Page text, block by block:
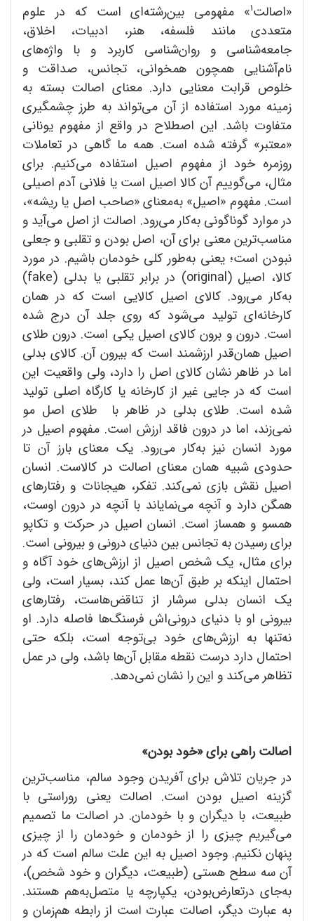
«اصالت1» مفهومی بین‌رشته‌ای است که در علوم
متعددی مانند فلسفه، هنر، ادبیات، اخلاق،
جامعه‌شناسی و روان‌شناسی کاربرد و با واژه‌های
نام‌آشنایی همچون همخوانی، تجانس، صداقت و
خلوص قرابت معنایی دارد. معنای اصالت بسته به
زمینه مورد استفاده از آن می‌تواند به طرز چشمگیری
متفاوت باشد. این اصطلاح در واقع از مفهوم یونانی
«معتبر» گرفته شده است. همه ما گاهی در تعاملات
روزمره خود از مفهوم اصیل استفاده می‌کنیم. برای
مثال، می‌گوییم آن کالا اصیل است یا فلانی آدم اصیلی
است. مفهوم «اصیل» به‌معنای «صاحب‌ اصل یا ریشه»،
در موارد گوناگونی به‌کار می‌رود. اصالت از اصل می‌آید و
مناسب‌ترین معنی برای آن، اصل بودن و تقلبی و جعلی
نبودن است؛ یعنی به‌طور کلی خودمان باشیم. در مورد
کالا، اصیل (original) در برابر تقلبی یا بدلی (fake)
به‌کار می‌رود. کالای اصیل کالایی است که در همان
کارخانه‌ای تولید می‌شود که روی جلد آن درج شده
است. درون و برون کالای اصیل یکی است. درون طلای
اصیل همان‌قدر ارزشمند است که بیرون آن. کالای بدلی
اما در ظاهر نشان کالای اصل را دارد، ولی واقعیت این
است که در جایی غیر از کارخانه یا کارگاه اصلی تولید
شده است. طلای بدلی در ظاهر با طلای اصل مو
نمی‌زند، اما در درون فاقد ارزش است. مفهوم اصیل در
مورد انسان نیز به‌کار می‌رود. یک معنای بارز آن تا
حدودی شبیه همان معنای اصالت در کالاست. انسان
اصیل نقش بازی نمی‌کند. تفکر، هیجانات و رفتارهای
همگن دارد و آنچه می‌نمایاند با آنچه در درون اوست،
همسو و همساز است. انسان اصیل در حرکت و تکاپو
برای رسیدن به تجانس بین دنیای درونی و بیرونی است.
برای مثال، یک شخص اصیل از ارزش‌های خود آگاه و
احتمال اینکه بر طبق آن‌ها عمل کند، بسیار است، ولی
یک انسان بدلی سرشار از تناقض‌هاست، رفتارهای
بیرونی او با دنیای درونی‌اش فرسنگ‌ها فاصله دارد. او
نه‌تنها به ارزش‌های خود بی‌توجه است، بلکه حتی
احتمال دارد درست نقطه مقابل آن‌ها باشد، ولی در عمل
تظاهر می‌کند و این را نشان نمی‌دهد.
اصالت راهی برای «خود بودن»
در جریان تلاش برای آفریدن وجود سالم، مناسب‌ترین
گزینه اصیل بودن است. اصالت یعنی روراستی با
طبیعت، با دیگران و با خودمان. در اصالت ما تصمیم
می‌گیریم چیزی را از خودمان و خودمان را از چیزی
پنهان نکنیم. وجود اصیل به این علت سالم است که در
آن سه سطح هستی (طبیعت، دیگران و خود شخص)،
به‌جای درتعارض‌بودن، یکپارچه یا متصل‌به‌هم هستند.
به عبارت دیگر، اصالت عبارت است از رابطه هم‌زمان و